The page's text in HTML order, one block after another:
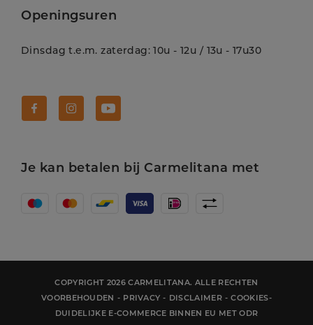
Openingsuren
Dinsdag t.e.m. zaterdag: 10u - 12u / 13u - 17u30
Je kan betalen bij Carmelitana met
COPYRIGHT 2026 CARMELITANA. ALLE RECHTEN
VOORBEHOUDEN - PRIVACY - DISCLAIMER - COOKIES-
DUIDELIJKE E-COMMERCE BINNEN EU MET ODR